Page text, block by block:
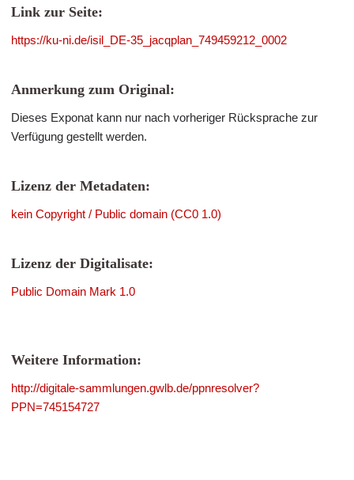
Link zur Seite:
https://ku-ni.de/isil_DE-35_jacqplan_749459212_0002
Anmerkung zum Original:
Dieses Exponat kann nur nach vorheriger Rücksprache zur
Verfügung gestellt werden.
Lizenz der Metadaten:
kein Copyright / Public domain (CC0 1.0)
Lizenz der Digitalisate:
Public Domain Mark 1.0
Weitere Information:
http://digitale-sammlungen.gwlb.de/ppnresolver?
PPN=745154727